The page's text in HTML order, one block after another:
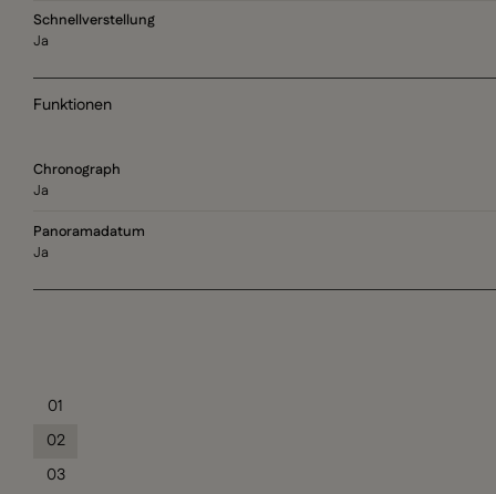
Schnellverstellung
Ja
Funktionen
Chronograph
Ja
Panoramadatum
Ja
01
02
03